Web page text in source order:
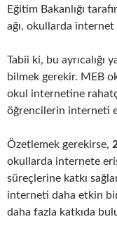
Eğitim Bakanlığı
ağı, okullarda internet
Tabii ki, bu
bilmek gerekir. MEB
okul internetine
öğrencilerin interneti
Özetlemek gerekirse,
okullarda internete
süreçlerine katkı
interneti daha etkin
daha fazla katkıda